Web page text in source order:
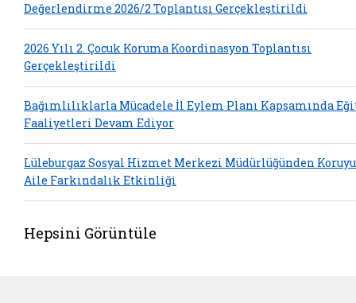
Değerlendirme 2026/2 Toplantısı Gerçekleştirildi
2026 Yılı 2. Çocuk Koruma Koordinasyon Toplantısı
Gerçekleştirildi
Bağımlılıklarla Mücadele İl Eylem Planı Kapsamında
Faaliyetleri Devam Ediyor
Lüleburgaz Sosyal Hizmet Merkezi Müdürlüğünden
Aile Farkındalık Etkinliği
Hepsini Görüntüle